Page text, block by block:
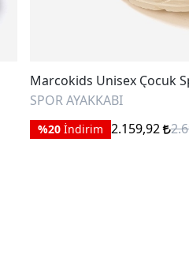
Marcokids Unisex Çocuk
SPOR AYAKKABI
%20 İndirim 2.159,92